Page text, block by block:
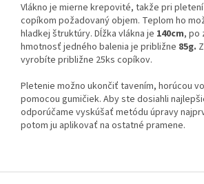
Vlákno je mierne krepovité, takže pri
copíkom požadovaný objem. Teplom ho
hladkej štruktúry. Dĺžka vlákna je 140cm, po
hmotnosť jedného balenia je približne 85g.
vyrobíte približne 25ks copíkov.
Pletenie možno ukončiť tavením, horúcou
pomocou gumičiek. Aby ste dosiahli
odporúčame vyskúšať metódu úpravy
potom ju aplikovať na ostatné pramene.